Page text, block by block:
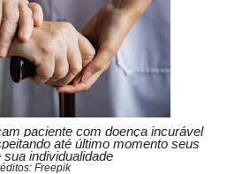
paciente com doença incurável
até último momento seus
sua individualidade
Freepik